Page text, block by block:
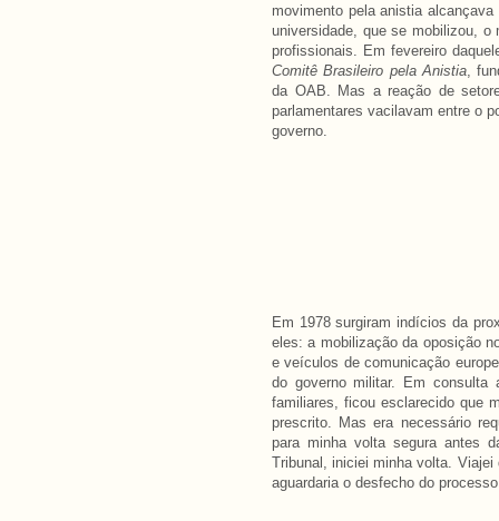
movimento pela anistia
universidade, que se mobilizou,
profissionais. Em fevereiro
Comitê Brasileiro pela Anistia,
da OAB. Mas a reação de
parlamentares vacilavam entre o
governo.
Em 1978 surgiram indícios da
eles: a mobilização da oposição
e veículos de comunicação
do governo militar. Em consulta
familiares, ficou esclarecido que
prescrito. Mas era necessário
para minha volta segura antes
Tribunal, iniciei minha volta. Viajei
aguardaria o desfecho do